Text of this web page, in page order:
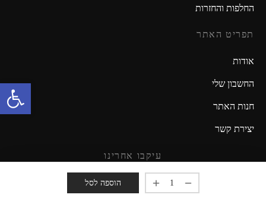
הוספה לסל
החלפות והחזרות
תפריט האתר
אודות
החשבון שלי
חנות האתר
יצירת קשר
עיקבו אחרינו
מזמינים אתכם להישאר מעודכנים!
פתח סרגל נגישות